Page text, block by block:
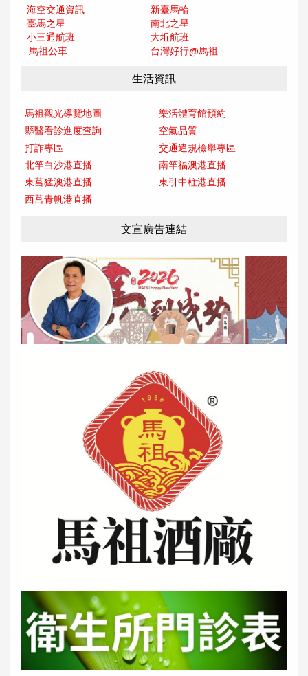
海空交通資訊
新臺馬輪
臺馬之星
南北之星
小三通航班
大坵航班
馬祖公車
台灣好行@馬祖
生活資訊
馬祖觀光導覽地圖
樂活體育館預約
縣醫看診進度查詢
空氣品質
打詐專區
交通違規檢舉專區
北竿白沙港直播
南竿福澳港直播
東莒猛澳港直播
東引中柱港直播
西莒青帆港直播
文宣廣告連結